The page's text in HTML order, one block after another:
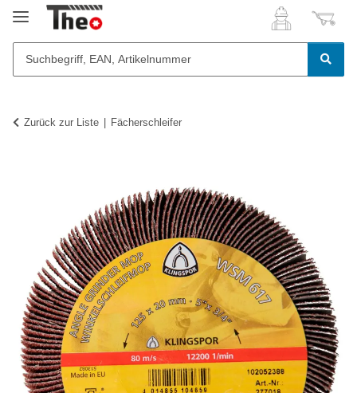
Zurück zur Liste Fächerschleifer